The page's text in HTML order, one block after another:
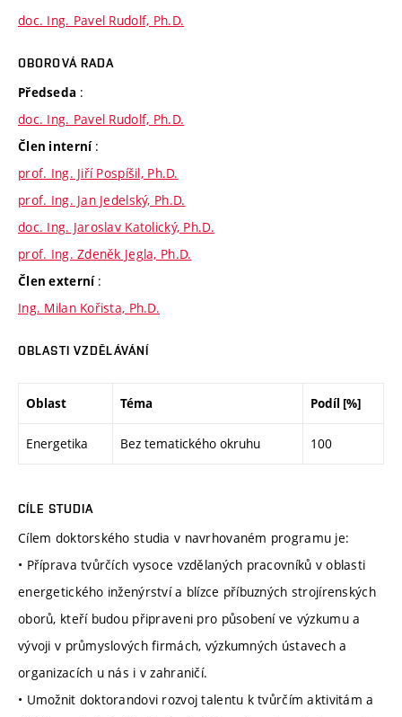
doc. Ing. Pavel Rudolf, Ph.D.
OBOROVÁ RADA
Předseda :
doc. Ing. Pavel Rudolf, Ph.D.
Člen interní :
prof. Ing. Jiří Pospíšil, Ph.D.
prof. Ing. Jan Jedelský, Ph.D.
doc. Ing. Jaroslav Katolický, Ph.D.
prof. Ing. Zdeněk Jegla, Ph.D.
Člen externí :
Ing. Milan Kořista, Ph.D.
OBLASTI VZDĚLÁVÁNÍ
Oblast Téma Podíl [%]
Energetika Bez tematického okruhu 100
CÍLE STUDIA
Cílem doktorského studia v navrhovaném programu je:
• Příprava tvůrčích vysoce vzdělaných pracovníků v oblasti
energetického inženýrství a blízce příbuzných strojírenských
oborů, kteří budou připraveni pro působení ve výzkumu a
vývoji v průmyslových firmách, výzkumných ústavech a
organizacích u nás i v zahraničí.
• Umožnit doktorandovi rozvoj talentu k tvůrčím aktivitám a